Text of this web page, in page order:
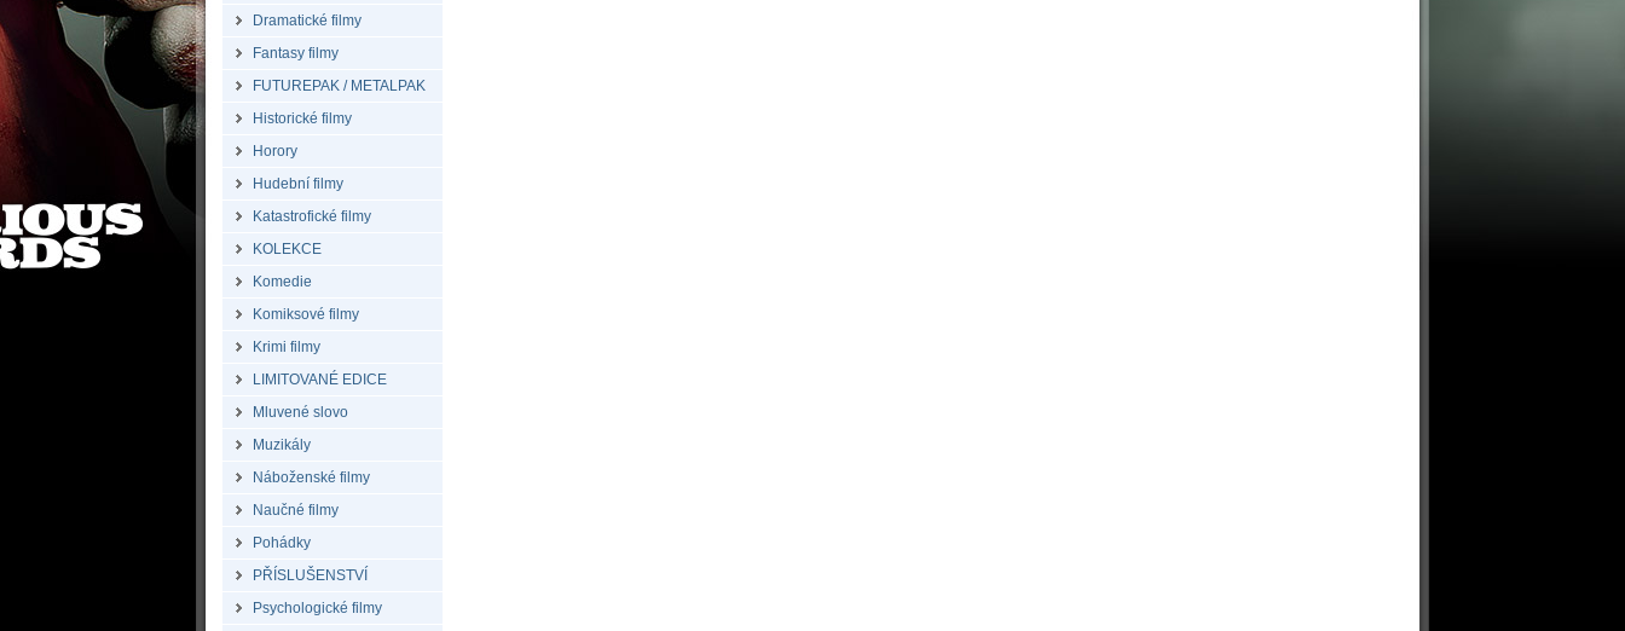
Dramatické filmy
Fantasy filmy
FUTUREPAK / METALPAK
Historické filmy
Horory
Hudební filmy
Katastrofické filmy
KOLEKCE
Komedie
Komiksové filmy
Krimi filmy
LIMITOVANÉ EDICE
Mluvené slovo
Muzikály
Náboženské filmy
Naučné filmy
Pohádky
PŘÍSLUŠENSTVÍ
Psychologické filmy